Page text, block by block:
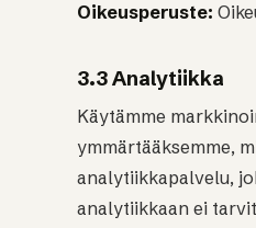
Oikeusperuste:
3.3 Analytiikka
Käytämme
ymmärtääksemme,
analytiikkapalvelu,
analytiikkaan ei